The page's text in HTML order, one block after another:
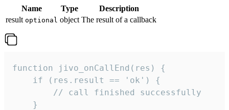
Name Type
Description
result optional object The result of a callback
function jivo_onCallEnd(res) {
    if (res.result == 'ok') {
        // call finished successfully
    }